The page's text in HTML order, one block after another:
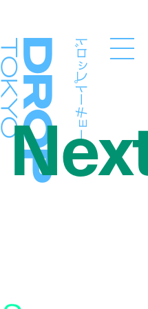
Droptokyo ドロップトーキョー